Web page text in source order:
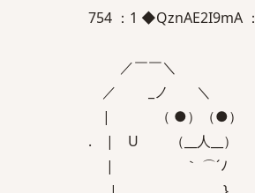
754 ：1 ◆QznAE2I9mA
／￣￣＼
／ _ノ ＼
| （ ●）（●） （
. | U （__人__）
| ｀ ⌒´ﾉ ……秀吉